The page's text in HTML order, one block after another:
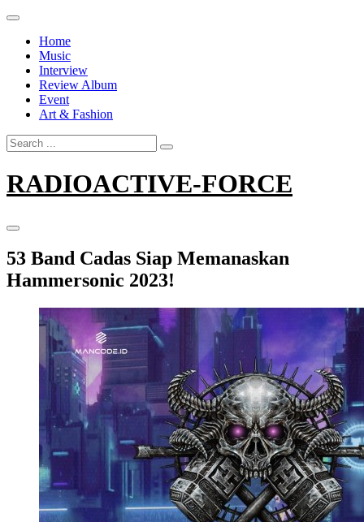
Skip
contentHome
Music
Interview
Review Album
Event
Art & Fashion
Search
for:
RADIOACTIVE-FORCE
53 Band Cadas Siap Memanaskan
Hammersonic 2023!